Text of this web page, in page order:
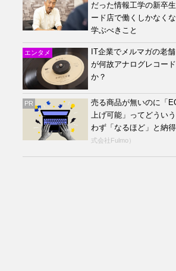
だった情報工学の新卒
ード店で働くしかなく
学ぶべきこと
エンタメ
IT企業でメルマガの老舗
が何故アナログレコー
か？
PR
売る商品が無いのに「
上げ可能」ってどうい
わず「なるほど」と納
式会社Fulmo）